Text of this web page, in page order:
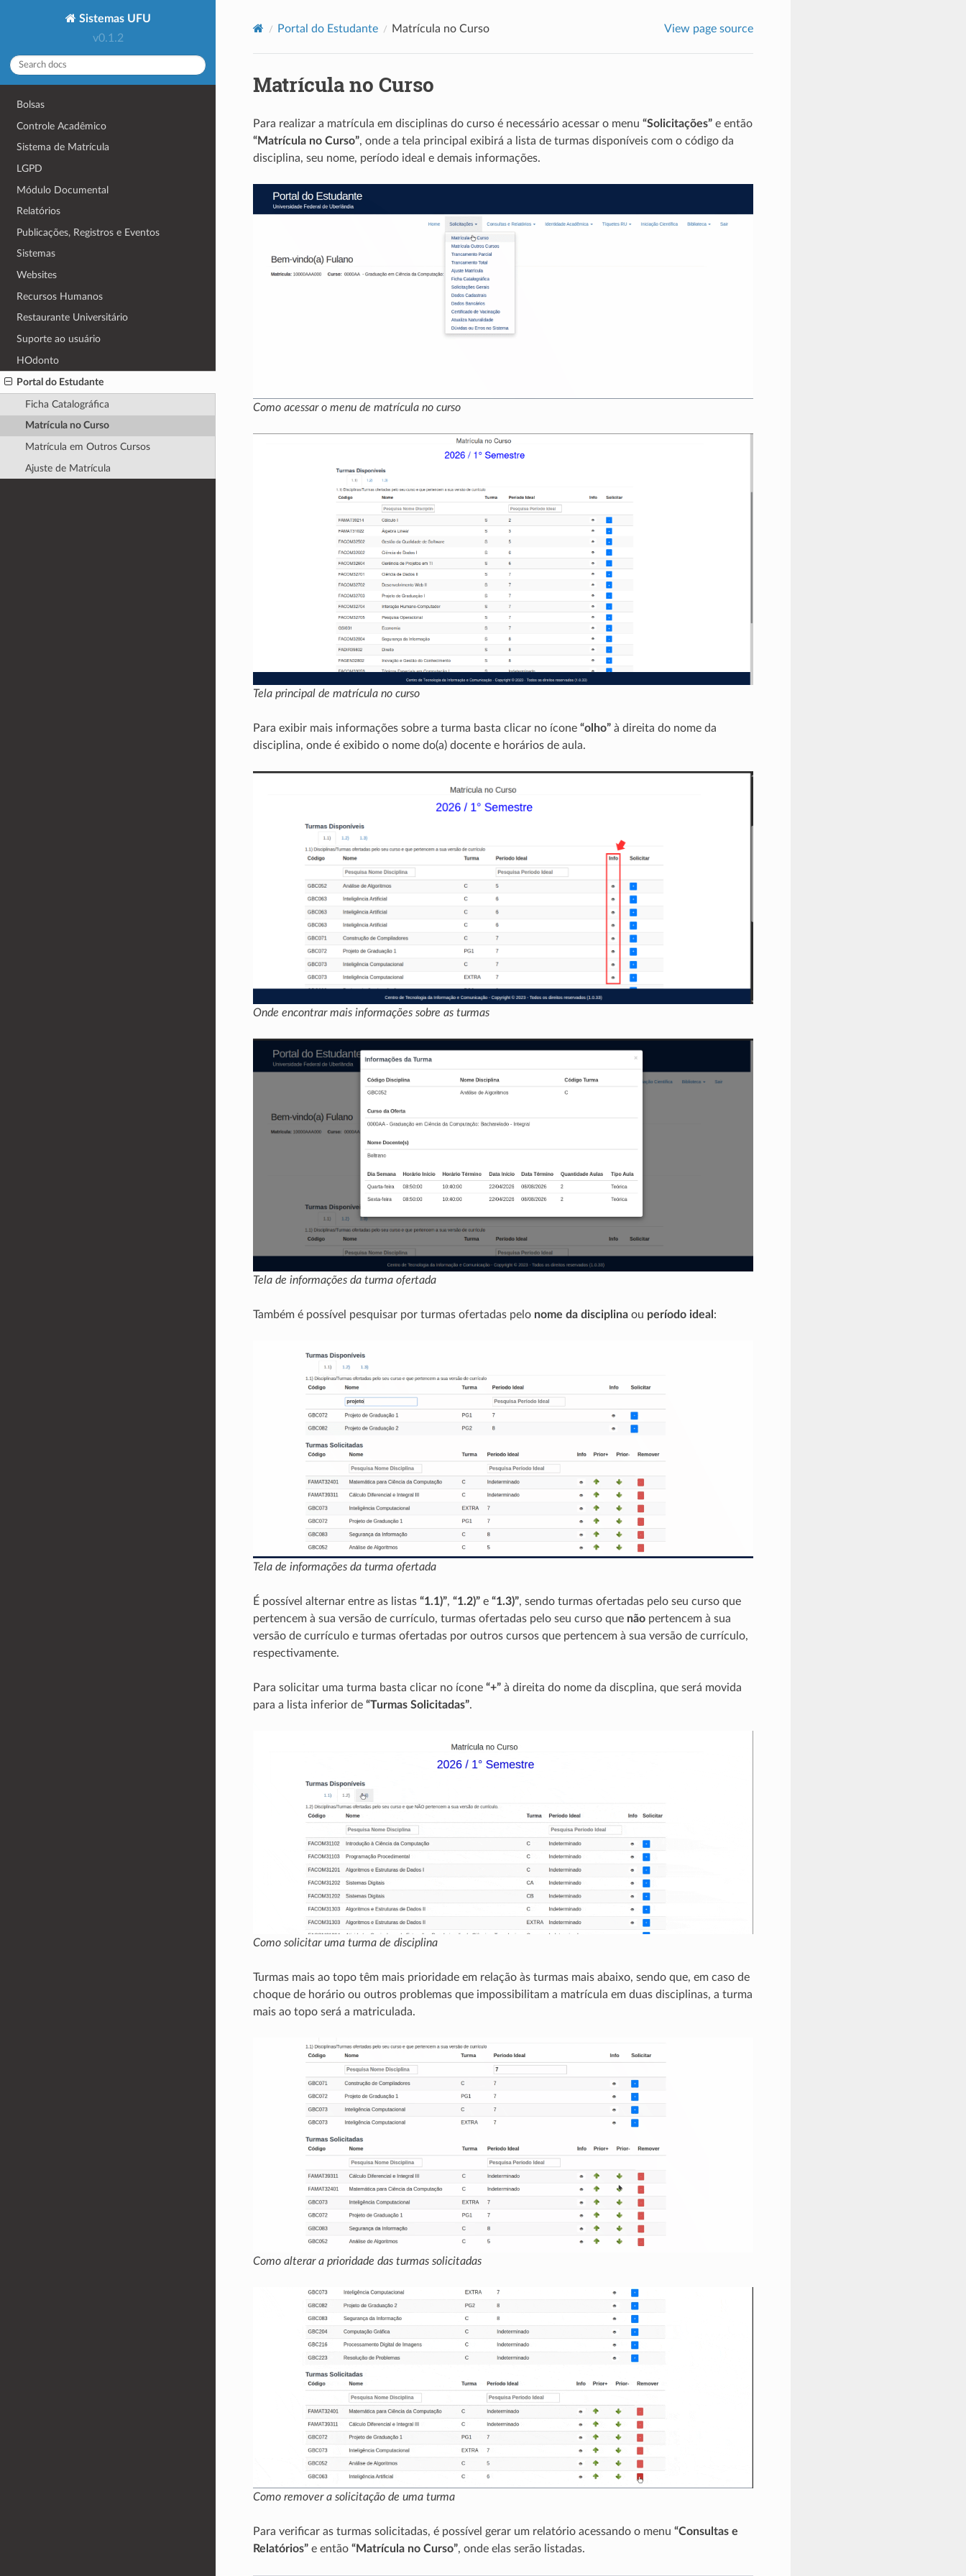
Sistemas UFU
v0.1.2
Bolsas
Controle Acadêmico
Sistema de Matrícula
LGPD
Módulo Documental
Relatórios
Publicações, Registros e Eventos
Sistemas
Websites
Recursos Humanos
Restaurante Universitário
Suporte ao usuário
HOdonto
Portal do Estudante
Ficha Catalográfica
Matrícula no Curso
Matrícula em Outros Cursos
Ajuste de Matrícula
Portal do Estudante Matrícula no Curso View page source
Matrícula no Curso
Para realizar a matrícula em disciplinas do curso é necessário acessar o menu “Solicitações”e então
“Matrícula no Curso”, onde a tela principal exibirá a lista de turmas disponíveis com o código da
disciplina, seu nome, período ideal e demais informações.
Como acessar o menu de matrícula no curso
Tela principal de matrícula no curso
Para exibir mais informações sobre a turma basta clicar no ícone “olho”à direita do nome da
disciplina, onde é exibido o nome do(a) docente e horários de aula.
Onde encontrar mais informações sobre as turmas
Tela de informações da turma ofertada
Também é possível pesquisar por turmas ofertadas pelo nome da disciplinaou período ideal :
Tela de informações da turma ofertada
É possível alternar entre as listas “1.1)”, “1.2)”e “1.3)”, sendo turmas ofertadas pelo seu curso que
pertencem à sua versão de currículo, turmas ofertadas pelo seu curso que nãopertencem à sua
versão de currículo e turmas ofertadas por outros cursos que pertencem à sua versão de currículo,
respectivamente.
Para solicitar uma turma basta clicar no ícone “+”à direita do nome da discplina, que será movida
para a lista inferior de “Turmas Solicitadas”.
Como solicitar uma turma de disciplina
Turmas mais ao topo têm mais prioridade em relação às turmas mais abaixo, sendo que, em caso de
choque de horário ou outros problemas que impossibilitam a matrícula em duas disciplinas, a turma
mais ao topo será a matriculada.
Como alterar a prioridade das turmas solicitadas
Como remover a solicitação de uma turma
Para verificar as turmas solicitadas, é possível gerar um relatório acessando o menu “Consultas e
Relatórios”e então “Matrícula no Curso”, onde elas serão listadas.